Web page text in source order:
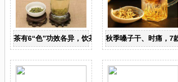
茶有6“色”功效各异，饮茶养生寒温有宜忌
秋季嗓子干、时痛，7